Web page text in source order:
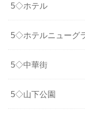
5◇ホテル
5◇ホテルニューグ
5◇中華街
5◇山下公園